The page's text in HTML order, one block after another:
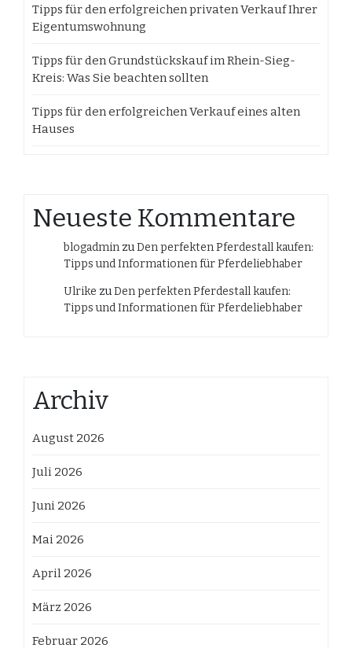
Tipps für den erfolgreichen privaten Verkauf Ihrer
Eigentumswohnung
Tipps für den Grundstückskauf im Rhein-Sieg-
Kreis: Was Sie beachten sollten
Tipps für den erfolgreichen Verkauf eines alten
Hauses
Neueste Kommentare
blogadmin zuDen perfekten Pferdestall kaufen:
Tipps und Informationen für Pferdeliebhaber
Ulrike zuDen perfekten Pferdestall kaufen:
Tipps und Informationen für Pferdeliebhaber
Archiv
August 2026
Juli 2026
Juni 2026
Mai 2026
April 2026
März 2026
Februar 2026